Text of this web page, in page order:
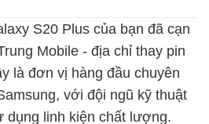
S20 Plus của bạn đã cạn
Mobile - địa chỉ thay pin
là đơn vị hàng đầu chuyên
với đội ngũ kỹ thuật
dụng linh kiện chất lượng.